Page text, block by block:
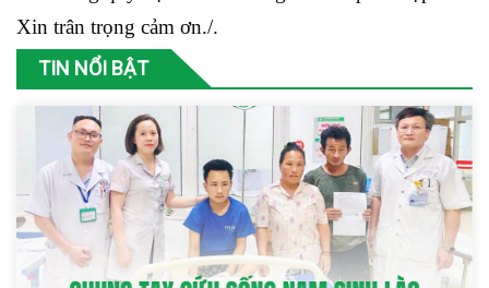
Xin trân trọng cảm ơn./.
TIN NỔI BẬT